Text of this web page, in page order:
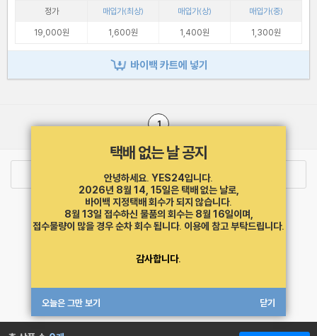
정가 매입가(최상) 매입가(상)
매입가(중)
19,000원
1,600원 1,400원 1,300원
바이백 카트에 넣기
1
택배 없는 날 공지
안녕하세요. YES24입니다.
2026년 8월 14, 15일은 택배 없는 날로,
바이백 지정택배 회수가 되지 않습니다.
8월 13일 접수하신 물품의 회수는 8월 16일이며,
접수물량이 많을 경우 순차 회수 됩니다. 이용에 참고 부탁드립니다.
감사합니다.
오늘은 그만 보기 닫기
최근 본 상품
고객센터 1544-3800 티켓 1544-6399
중고샵 1566-4295
eBook 1:1문의/채팅상담
개인정보처리방침
도서홍보
광고
MATOM6